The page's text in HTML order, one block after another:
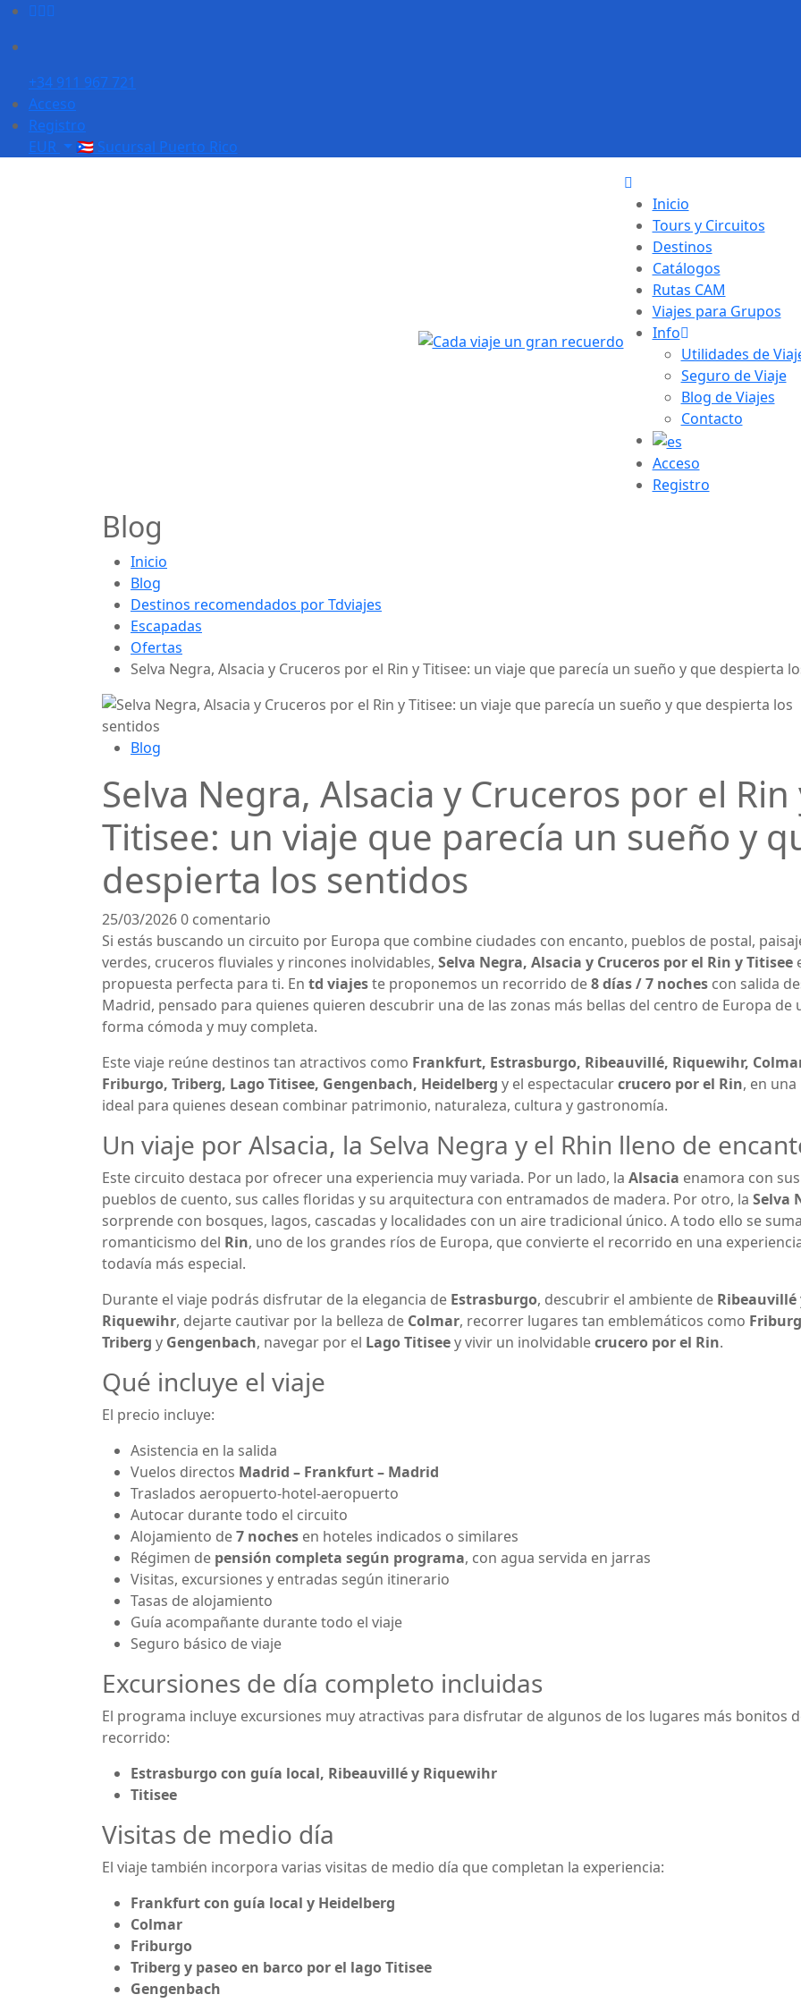
+34 911 967 721
Acceso
Registro
EUR
🇵🇷 Sucursal Puerto Rico
Inicio
Tours y Circuitos
Destinos
Catálogos
Rutas CAM
Viajes para Grupos
Info
Utilidades de
Seguro de Viaje
Blog de Viajes
Contacto
Acceso
Registro
Blog
Inicio
Blog
Destinos recomendados por Tdviajes
Escapadas
Ofertas
Selva Negra, Alsacia y Cruceros por el Rin y Titisee: un viaje que parecía un sueño y que despierta
Blog
Selva Negra, Alsacia y Cruceros por el Rin
Titisee: un viaje que parecía un sueño y
despierta los sentidos
25/03/20260 comentario
Si estás buscando un circuito por Europa que combine ciudades con encanto, pueblos de postal,
verdes, cruceros fluviales y rincones inolvidables, Selva Negra, Alsacia y Cruceros por el Rin y Titisee
propuesta perfecta para ti. En td viajeste proponemos un recorrido de8 días / 7 noches con salida
Madrid, pensado para quienes quieren descubrir una de las zonas más bellas del centro de Europa de
forma cómoda y muy completa.
Este viaje reúne destinos tan atractivos como Frankfurt, Estrasburgo, Ribeauvillé, Riquewihr,
Friburgo, Triberg, Lago Titisee, Gengenbach, Heidelberg y el espectacularcrucero por el Rin, en
ideal para quienes desean combinar patrimonio, naturaleza, cultura y gastronomía.
Un viaje por Alsacia, la Selva Negra y el Rhin lleno de
Este circuito destaca por ofrecer una experiencia muy variada. Por un lado, la Alsacia enamora con sus
pueblos de cuento, sus calles floridas y su arquitectura con entramados de madera. Por otro, la Selva
sorprende con bosques, lagos, cascadas y localidades con un aire tradicional único. A todo ello se
romanticismo del Rin, uno de los grandes ríos de Europa, que convierte el recorrido en una
todavía más especial.
Durante el viaje podrás disfrutar de la elegancia de Estrasburgo, descubrir el ambiente de Ribeauvillé
Riquewihr, dejarte cautivar por la belleza de Colmar, recorrer lugares tan emblemáticos como
Triberg y Gengenbach, navegar por el Lago Titiseey vivir un inolvidablecrucero por el Rin.
Qué incluye el viaje
El precio incluye:
Asistencia en la salida
Vuelos directos Madrid – Frankfurt – Madrid
Traslados aeropuerto-hotel-aeropuerto
Autocar durante todo el circuito
Alojamiento de7 noches en hoteles indicados o similares
Régimen de pensión completa según programa, con agua servida en jarras
Visitas, excursiones y entradas según itinerario
Tasas de alojamiento
Guía acompañante durante todo el viaje
Seguro básico de viaje
Excursiones de día completo incluidas
El programa incluye excursiones muy atractivas para disfrutar de algunos de los lugares más bonitos
recorrido:
Estrasburgo con guía local, Ribeauvillé y Riquewihr
Titisee
Visitas de medio día
El viaje también incorpora varias visitas de medio día que completan la experiencia:
Frankfurt con guía local y Heidelberg
Colmar
Friburgo
Triberg y paseo en barco por el lago Titisee
Gengenbach